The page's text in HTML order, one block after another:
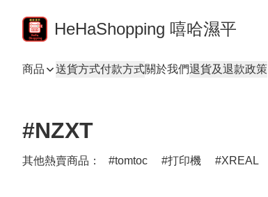
HeHaShopping 嘻哈濕平
商品 送貨方式付款方式關於我們退貨及退款政策
#NZXT
其他熱賣商品： tomtoc 打印機 XREAL